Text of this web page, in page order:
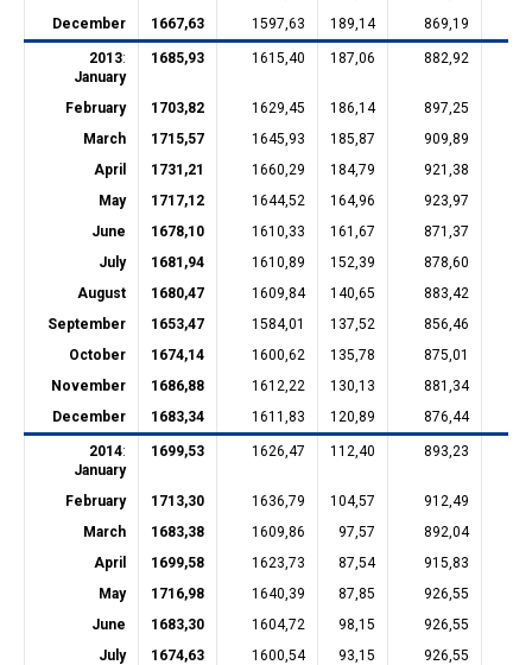
December
1667,63 1597,63 189,14 869,19
2013:
January
1685,93 1615,40 187,06 882,92
February 1703,82 1629,45 186,14 897,25
March
1715,57 1645,93 185,87 909,89
April
1731,21 1660,29 184,79 921,38
May
1717,12 1644,52 164,96 923,97
June
1678,10 1610,33 161,67 871,37
July
1681,94 1610,89 152,39 878,60
August
1680,47 1609,84 140,65 883,42
September
1653,47 1584,01 137,52 856,46
October
1674,14 1600,62 135,78 875,01
November
1686,88 1612,22 130,13 881,34
December
1683,34 1611,83 120,89 876,44
2014:
January
1699,53 1626,47 112,40 893,23
February 1713,30 1636,79 104,57 912,49
March
1683,38 1609,86 97,57 892,04
April
1699,58 1623,73 87,54 915,83
May
1716,98 1640,39 87,85 926,55
June
1683,30 1604,72 98,15 926,55
July
1674,63 1600,54 93,15 926,55